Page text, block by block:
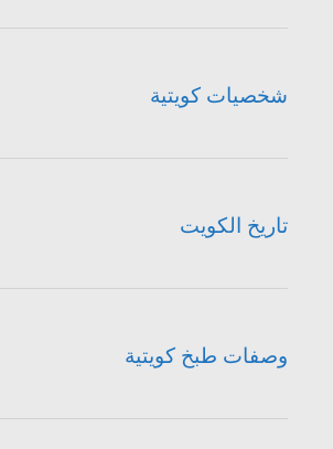
شخصيات كويتية
تاريخ الكويت
وصفات طبخ كويتية